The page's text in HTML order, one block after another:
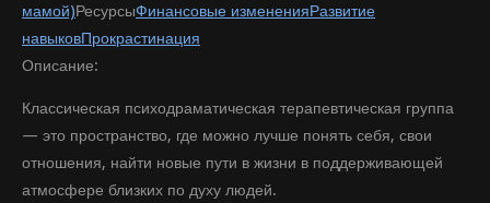
мамой)РесурсыФинансовые измененияРазвитие
навыковПрокрастинация
Описание:
Классическая психодраматическая терапевтическая группа
— это пространство, где можно лучше понять себя, свои
отношения, найти новые пути в жизни в поддерживающей
атмосфере близких по духу людей.